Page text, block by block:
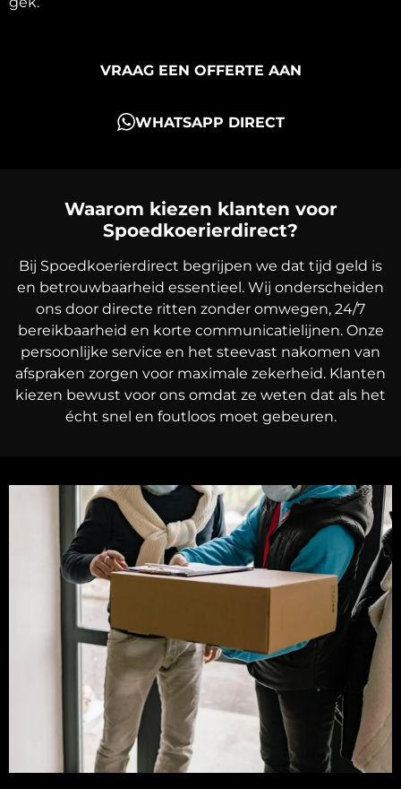
VRAAG EEN OFFERTE AAN
WHATSAPP DIRECT
Waarom kiezen klanten voor
Spoedkoerierdirect?
Bij Spoedkoerierdirect begrijpen we dat tijd geld is
en betrouwbaarheid essentieel. Wij onderscheiden
ons door directe ritten zonder omwegen, 24/7
bereikbaarheid en korte communicatielijnen. Onze
persoonlijke service en het steevast nakomen van
afspraken zorgen voor maximale zekerheid. Klanten
kiezen bewust voor ons omdat ze weten dat als het
écht snel en foutloos moet gebeuren.